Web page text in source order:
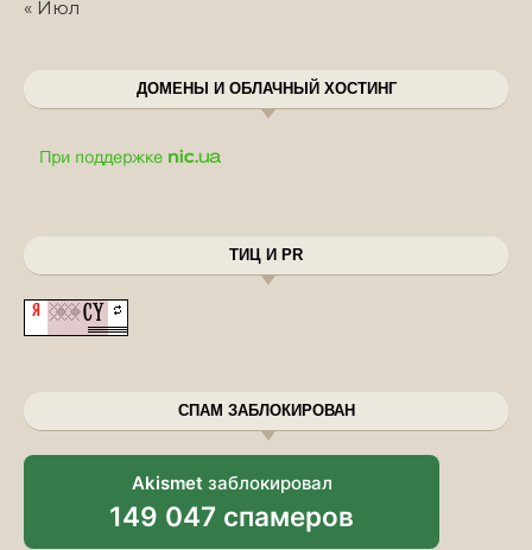
« Июл
ДОМЕНЫ И ОБЛАЧНЫЙ ХОСТИНГ
ТИЦ И PR
СПАМ ЗАБЛОКИРОВАН
Akismet заблокировал
149 047 спамеров